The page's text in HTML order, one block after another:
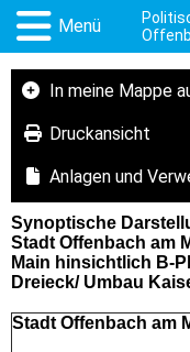
Menü
In meine Mappe
Druckansicht
Anlagen und
Synoptische
Stadt Offenbach am
Main hinsichtlich B-
Dreieck/ Umbau
Stadt Offenbach am